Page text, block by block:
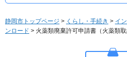
静岡市トップページ > くらし・手続き > イ
ンロード > 火薬類廃棄許可申請書（火薬類取